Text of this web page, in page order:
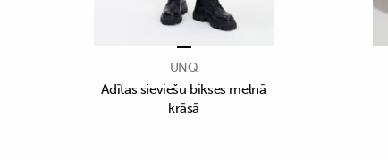
UNQ
Adītas sieviešu bikses melnā
krāsā